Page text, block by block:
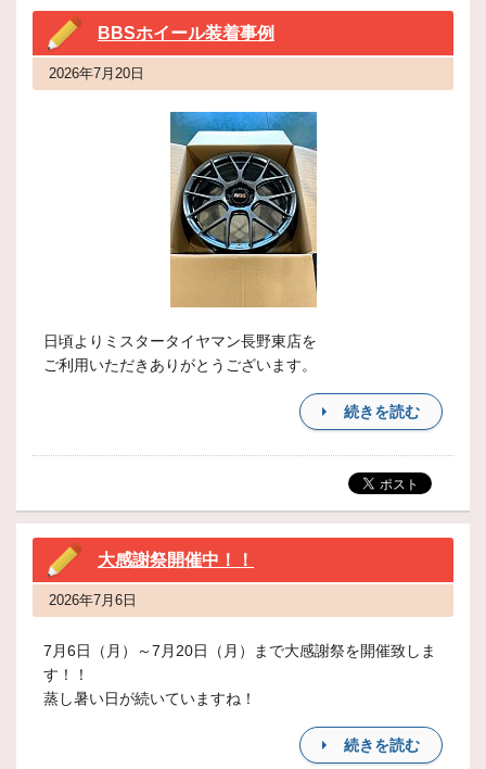
BBSホイール装着事例
2026年7月20日
日頃よりミスタータイヤマン長野東店を
ご利用いただきありがとうございます。
続きを読む
大感謝祭開催中！！
2026年7月6日
7月6日（月）～7月20日（月）まで大感謝祭を開催致しま
す！！
蒸し暑い日が続いていますね！
続きを読む